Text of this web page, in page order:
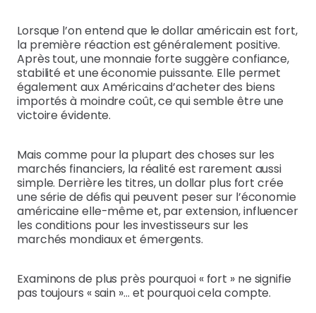
Lorsque l’on entend que le dollar américain est fort,
la première réaction est généralement positive.
Après tout, une monnaie forte suggère confiance,
stabilité et une économie puissante. Elle permet
également aux Américains d’acheter des biens
importés à moindre coût, ce qui semble être une
victoire évidente.
Mais comme pour la plupart des choses sur les
marchés financiers, la réalité est rarement aussi
simple. Derrière les titres, un dollar plus fort crée
une série de défis qui peuvent peser sur l’économie
américaine elle-même et, par extension, influencer
les conditions pour les investisseurs sur les
marchés mondiaux et émergents.
Examinons de plus près pourquoi « fort » ne signifie
pas toujours « sain »… et pourquoi cela compte.